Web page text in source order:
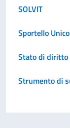
SOLVIT
Sportello
Stato di diritto
Strumento di